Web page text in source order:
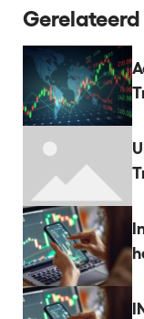
Gerelateerd